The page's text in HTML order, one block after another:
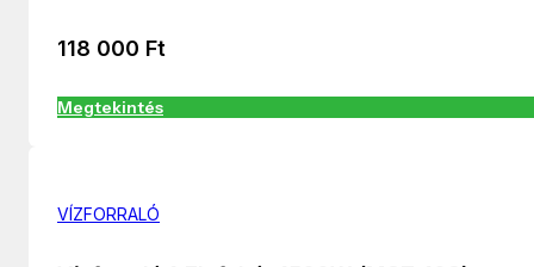
118 000 Ft
Megtekintés
VÍZFORRALÓ